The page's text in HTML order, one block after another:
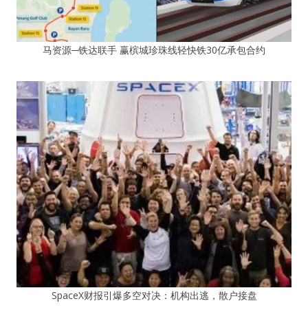
马资源─铁达联手 赢槟城珍珠线轻快铁30亿承包合约
SpaceX财报引爆多空对决：机构出逃，散户接盘